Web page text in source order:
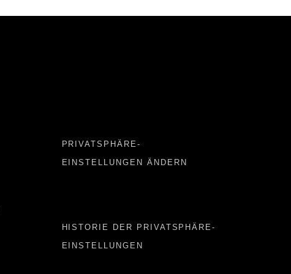
PRIVATSPHÄRE-
EINSTELLUNGEN ÄNDERN
HISTORIE DER PRIVATSPHÄRE-
EINSTELLUNGEN